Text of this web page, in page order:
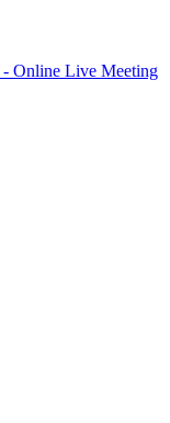
- Online Live Meeting